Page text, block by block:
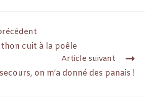
cuit à la poêle
Article suivant
on m’a donné des panais !